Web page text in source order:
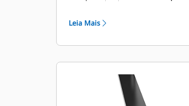
movimentar toras sem
Leia Mais